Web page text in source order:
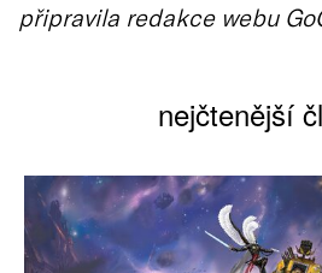
připravila redakce webu
nejčtenější